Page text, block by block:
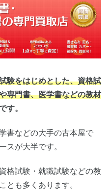
験をはじめとした、資格試
専門書、医学書などの教材
す。
書などの大手の古本屋で
スが大半です。
格試験・就職試験などの教
とも多くあります。